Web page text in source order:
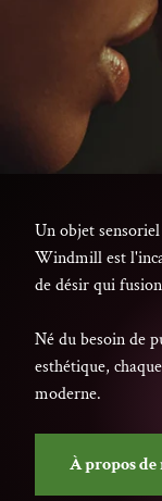
Un objet
Windmill est
de désir qui
Né du besoin de
esthétique,
moderne.
À propos de